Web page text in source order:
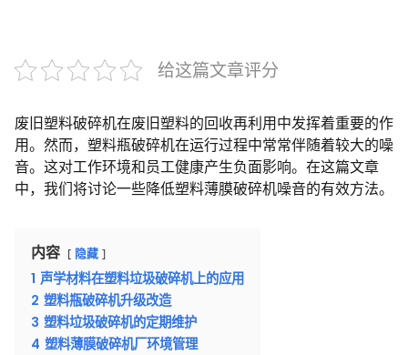
给这篇文章评分
废旧塑料破碎机在废旧塑料的回收再利用中发挥着重要的作
用。然而，塑料瓶破碎机在运行过程中常常伴随着较大的噪
音。这对工作环境和员工健康产生负面影响。在这篇文章
中，我们将讨论一些降低塑料薄膜破碎机噪音的有效方法。
内容 隐藏
1 声学材料在塑料垃圾破碎机上的应用
2 塑料瓶破碎机升级改造
3 塑料垃圾破碎机的定期维护
4 塑料薄膜破碎机厂环境管理